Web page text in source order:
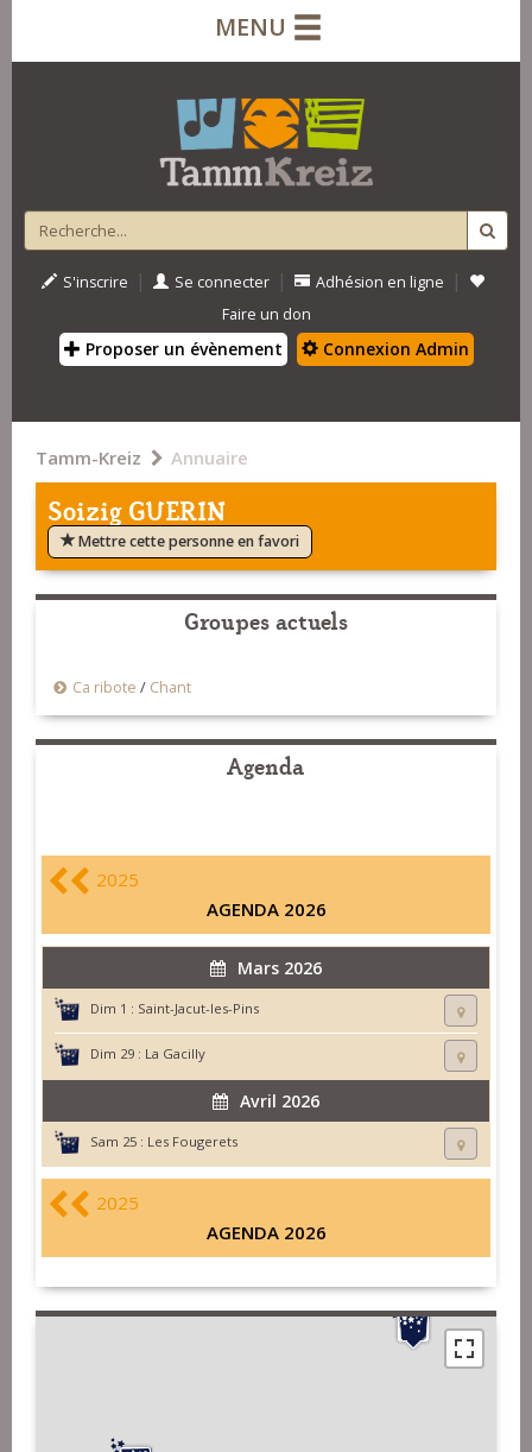
MENU
S'inscrire | Se connecter | Adhésion en ligne |
Faire un don
Proposer un évènement Connexion Admin
Tamm-Kreiz Annuaire
Soizig GUERIN
Mettre cette personne en favori
Groupes actuels
Ca ribote / Chant
Agenda
2025
AGENDA 2026
Mars 2026
Dim 1 : Saint-Jacut-les-Pins
Dim 29 : La Gacilly
Avril 2026
Sam 25 : Les Fougerets
2025
AGENDA 2026